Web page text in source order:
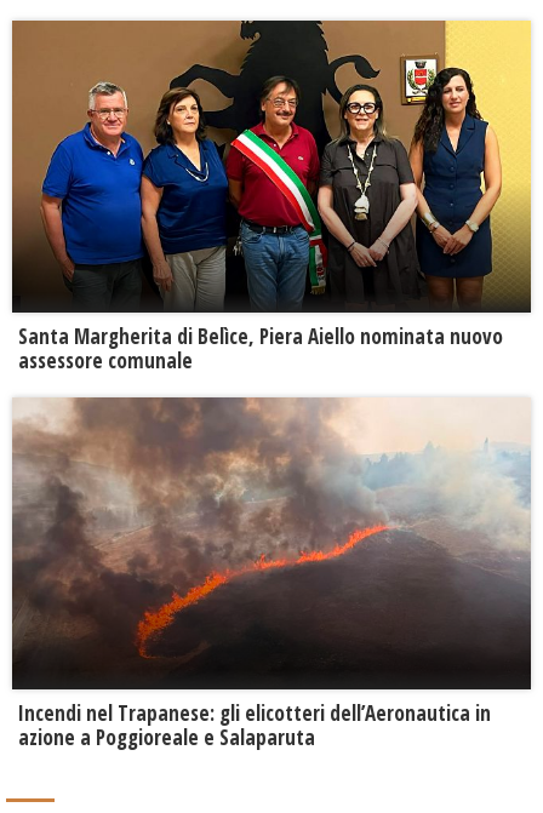
Santa Margherita di Belìce, Piera Aiello nominata nuovo
assessore comunale
Incendi nel Trapanese: gli elicotteri dell’Aeronautica in
azione a Poggioreale e Salaparuta